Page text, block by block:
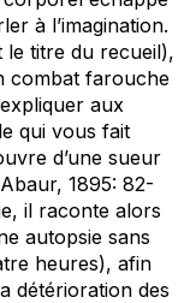
à l’imagination.
le titre du recueil),
combat farouche
aux
qui vous fait
d’une sueur
1895: 82-
il raconte alors
autopsie sans
heures), afin
détérioration des